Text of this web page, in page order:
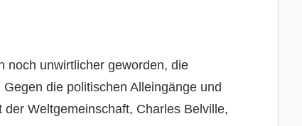
noch unwirtlicher geworden, die
die politischen Alleingänge und
Weltgemeinschaft, Charles Belville,